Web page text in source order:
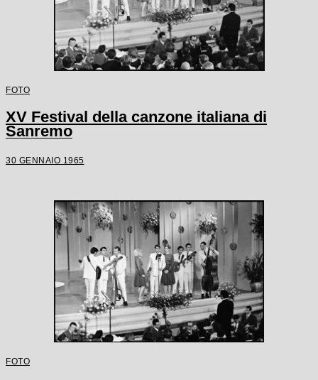
FOTO
XV Festival della canzone italiana di
Sanremo
30 GENNAIO 1965
FOTO